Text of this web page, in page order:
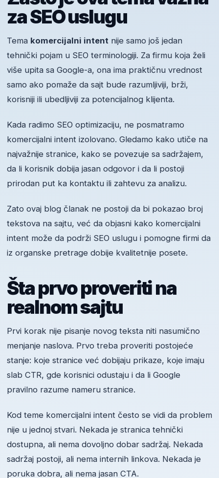
za SEO uslugu
Tema komercijalni intent nije samo još jedan
tehnički pojam u SEO terminologiji. Za firmu koja želi
više upita sa Google-a, ona ima praktičnu vrednost
samo ako pomaže da sajt bude razumljiviji, brži,
korisniji ili ubedljiviji za potencijalnog klijenta.
Kada radimo SEO optimizaciju, ne posmatramo
komercijalni intent izolovano. Gledamo kako utiče na
najvažnije stranice, kako se povezuje sa sadržajem,
da li korisnik dobija jasan odgovor i da li postoji
prirodan put ka kontaktu ili zahtevu za analizu.
Zato ovaj blog članak ne postoji da bi pokazao broj
tekstova na sajtu, već da objasni kako komercijalni
intent može da podrži SEO uslugu i pomogne firmi da
iz organske pretrage dobije kvalitetnije posete.
Šta prvo proveriti na
realnom sajtu
Prvi korak nije pisanje novog teksta niti nasumično
menjanje naslova. Prvo treba proveriti postojeće
stanje: koje stranice već dobijaju prikaze, koje imaju
slab CTR, gde korisnici odustaju i da li Google
pravilno razume nameru stranice.
Kod teme komercijalni intent često se vidi da problem
nije u jednoj stvari. Nekada je stranica tehnički
dostupna, ali nema dovoljno dobar sadržaj. Nekada
sadržaj postoji, ali nema internih linkova. Nekada je
poruka dobra, ali nema jasan CTA.